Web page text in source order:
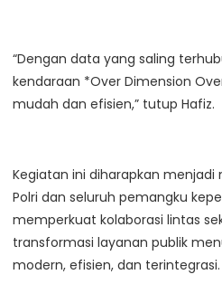
“Dengan data yang saling
kendaraan *Over Dimension
mudah dan efisien,” tutup Hafiz.
Kegiatan ini diharapkan
Polri dan seluruh pemangku
memperkuat kolaborasi lintas
transformasi layanan publik
modern, efisien, dan terintegrasi.